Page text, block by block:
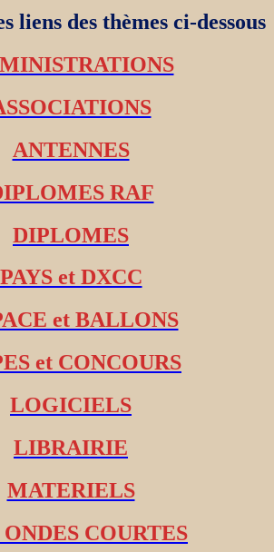
liens des thèmes ci-dessous
ANTENNES
RAF
DIPLOMES
PAYS et DXCC
et BALLONS
et CONCOURS
LOGICIELS
LIBRAIRIE
MATERIELS
COURTES